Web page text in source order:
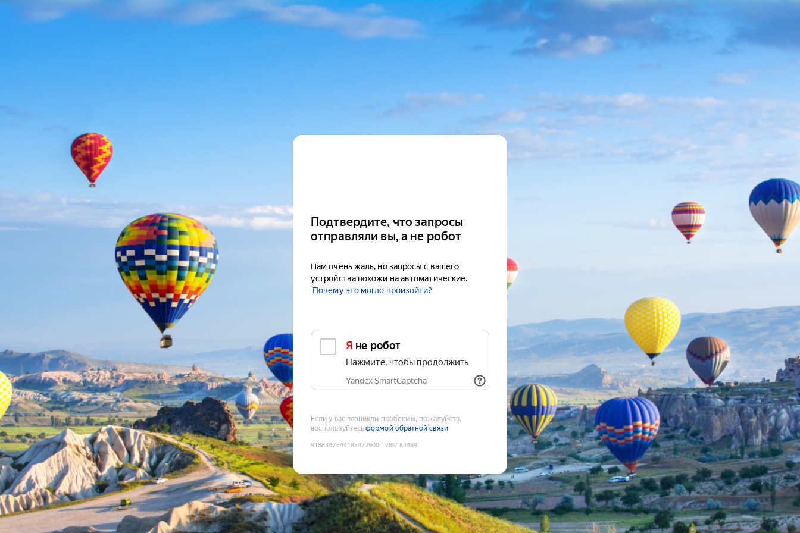
Подтвердите, что запросы
отправляли вы, а не робот
Нам очень жаль, но запросы с вашего
устройства похожи на автоматические.
Почему это могло произойти?
Я не робот
Нажмите, чтобы продолжить
Yandex SmartCaptcha
Если у вас возникли проблемы, пожалуйста,
воспользуйтесьформой обратной связи
9188347544185472900:1786184489